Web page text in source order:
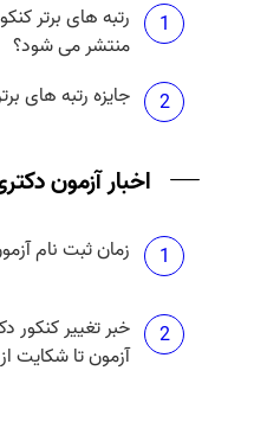
1
منتشر می شود؟
2
جایزه رتبه های برتر
اخبار آزمون دکتری
1 زمان ثبت نام آزمون
2
آزمون تا شکایت